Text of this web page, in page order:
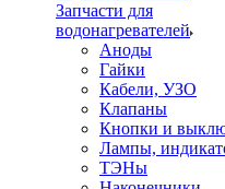
Запчасти для
водонагревателей
Аноды
Гайки
Кабели, УЗО
Клапаны
Кнопки и
Лампы,
ТЭНы